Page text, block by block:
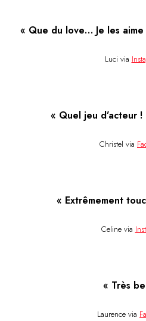
« Que du love… Je les
Luci via
« Quel jeu d’acteur
Christel via
« Extrêmement
Celine via
« Très
Laurence via